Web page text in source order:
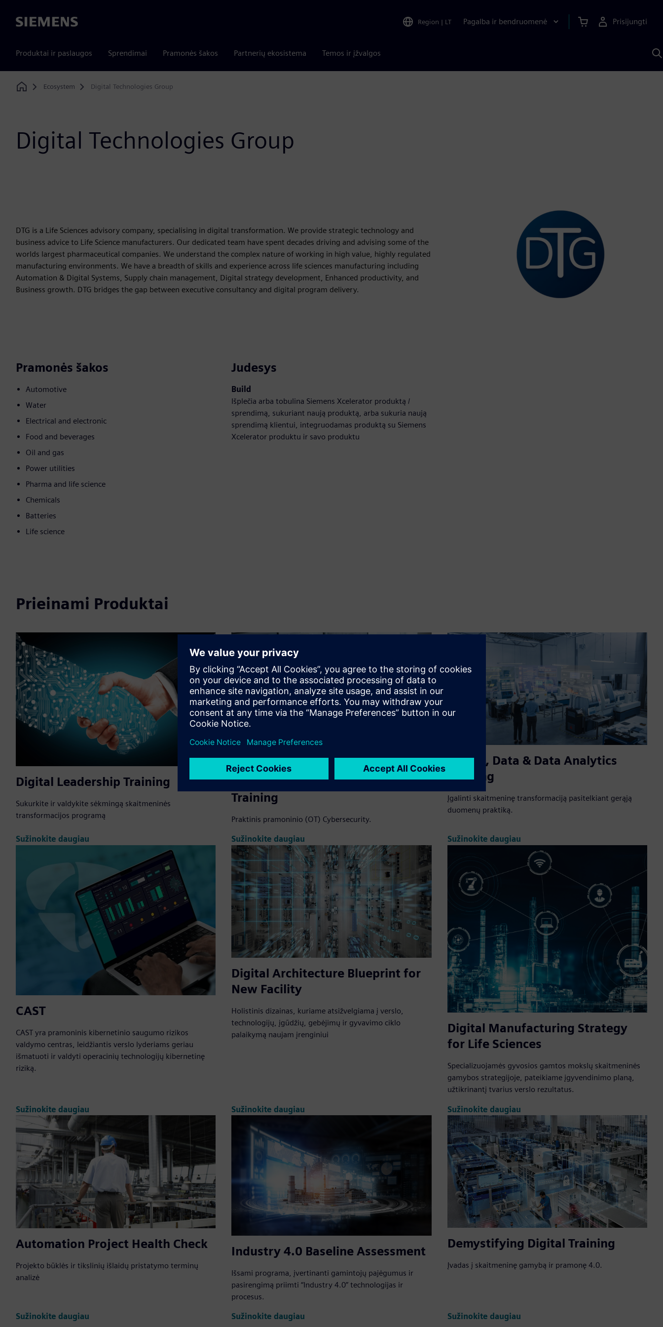
Siemens Region | LT Pagalba ir bendruomenė Prisijungti
Produktai ir paslaugos Sprendimai Pramonės šakos Partnerių ekosistema Temos ir įžvalgos
Home
Ecosystem Digital Technologies Group
Digital Technologies Group
DTG is a Life Sciences advisory company, specialising in digital transformation. We provide strategic technology and
business advice to Life Science manufacturers. Our dedicated team have spent decades driving and advising some of the
worlds largest pharmaceutical companies. We understand the complex nature of working in high value, highly regulated
manufacturing environments. We have a breadth of skills and experience across life sciences manufacturing including
Automation & Digital Systems, Supply chain management, Digital strategy development, Enhanced productivity, and
Business growth. DTG bridges the gap between executive consultancy and digital program delivery.
Pramonės šakos
Automotive
Water
Electrical and electronic
Food and beverages
Oil and gas
Power utilities
Pharma and life science
Chemicals
Batteries
Life science
Judesys
Build
Išplečia arba tobulina Siemens Xcelerator produktą /
sprendimą, sukuriant naują produktą, arba sukuria naują
sprendimą klientui, integruodamas produktą su Siemens
Xcelerator produktu ir savo produktu
Prieinami Produktai
Digital Leadership Training
Sukurkite ir valdykite sėkmingą skaitmeninės
transformacijos programą
Sužinokite daugiau
Industrial (OT) Cybersecurity
Training
Praktinis pramoninio (OT) Cybersecurity.
Sužinokite daugiau
Digital, Data & Data Analytics
Training
Įgalinti skaitmeninę transformaciją pasitelkiant gerąją
duomenų praktiką.
Sužinokite daugiau
CAST
CAST yra pramoninis kibernetinio saugumo rizikos
valdymo centras, leidžiantis verslo lyderiams geriau
išmatuoti ir valdyti operacinių technologijų kibernetinę
riziką.
Sužinokite daugiau
Digital Architecture Blueprint for
New Facility
Holistinis dizainas, kuriame atsižvelgiama į verslo,
technologijų, įgūdžių, gebėjimų ir gyvavimo ciklo
palaikymą naujam įrenginiui
Sužinokite daugiau
Digital Manufacturing Strategy
for Life Sciences
Specializuojamės gyvosios gamtos mokslų skaitmeninės
gamybos strategijoje, pateikiame įgyvendinimo planą,
užtikrinantį tvarius verslo rezultatus.
Sužinokite daugiau
Automation Project Health Check
Projekto būklės ir tikslinių išlaidų pristatymo terminų
analizė
Sužinokite daugiau
Industry 4.0 Baseline Assessment
Išsami programa, įvertinanti gamintojų pajėgumus ir
pasirengimą priimti “Industry 4.0” technologijas ir
procesus.
Sužinokite daugiau
Demystifying Digital Training
Įvadas į skaitmeninę gamybą ir pramonę 4.0.
Sužinokite daugiau